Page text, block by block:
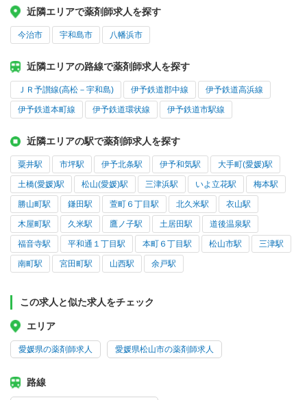
近隣エリアで薬剤師求人を探す
今治市 宇和島市 八幡浜市
近隣エリアの路線で薬剤師求人を探す
ＪＲ予讃線(高松－宇和島) 伊予鉄道郡中線 伊予鉄道高浜線
伊予鉄道本町線 伊予鉄道環状線 伊予鉄道市駅線
近隣エリアの駅で薬剤師求人を探す
粟井駅 市坪駅 伊予北条駅 伊予和気駅 大手町(愛媛)駅
土橋(愛媛)駅 松山(愛媛)駅 三津浜駅 いよ立花駅 梅本駅
勝山町駅 鎌田駅 萱町６丁目駅 北久米駅 衣山駅
木屋町駅 久米駅 鷹ノ子駅 土居田駅 道後温泉駅
福音寺駅 平和通１丁目駅 本町６丁目駅 松山市駅 三津駅
南町駅 宮田町駅 山西駅 余戸駅
この求人と似た求人をチェック
エリア
愛媛県の薬剤師求人 愛媛県松山市の薬剤師求人
路線